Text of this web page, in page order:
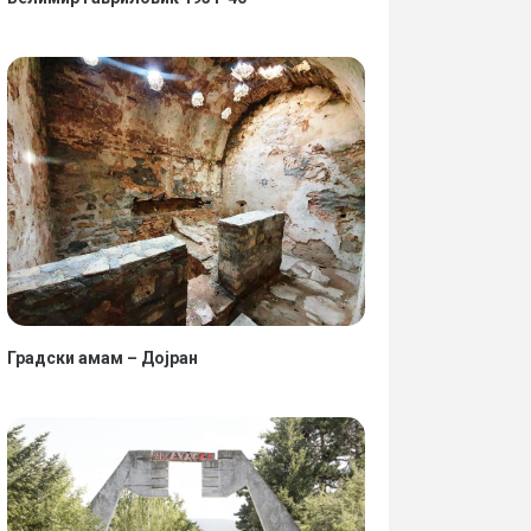
Градски амам – Дојран